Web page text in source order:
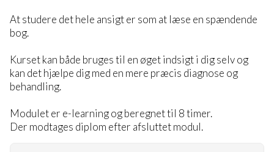
At studere det hele ansigt er som at læse en spændende
bog.
Kurset kan både bruges til en øget indsigt i dig selv og
kan det hjælpe dig med en mere præcis diagnose og
behandling.
Modulet er e-learning og beregnet til 8 timer.
Der modtages diplom efter afsluttet modul.